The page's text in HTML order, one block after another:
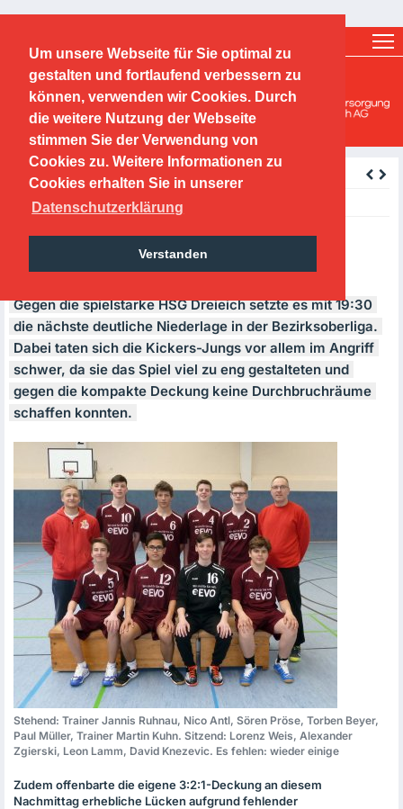
Um unsere Webseite für Sie optimal zu
gestalten und fortlaufend verbessern zu
können, verwenden wir Cookies. Durch
die weitere Nutzung der Webseite
stimmen Sie der Verwendung von
Cookies zu. Weitere Informationen zu
Cookies erhalten Sie in unserer
Datenschutzerklärung
Verstanden
O.F.C. Kickers 1901 e.V.
Handballabteilung
11.02.2017; mB: OFC - HSG
Dreieich 19:30
Gegen die spielstarkeHSGDreieich setzte es mit 19:30
die nächste deutliche Niederlage in der Bezirksoberliga.
Dabei taten sich die Kickers-Jungs vor allem im Angriff
schwer, da sie das Spiel viel zu eng gestalteten und
gegen die kompakte Deckung keine Durchbruchräume
schaffen konnten.
Stehend: Trainer Jannis Ruhnau, Nico Antl, Sören Pröse, Torben Beyer,
Paul Müller, Trainer Martin Kuhn. Sitzend: Lorenz Weis, Alexander
Zgierski, Leon Lamm, David Knezevic. Es fehlen: wieder einige
Zudem offenbarte die eigene 3:2:1-Deckung an diesem
Nachmittag erhebliche Lücken aufgrund fehlender
zurück
Thursday, 16.02.2017